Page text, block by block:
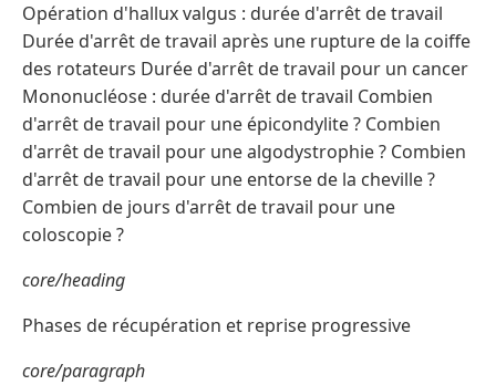
Opération d'hallux valgus : durée d'arrêt de travail
Durée d'arrêt de travail après une rupture de la coiffe
des rotateurs Durée d'arrêt de travail pour un cancer
Mononucléose : durée d'arrêt de travail Combien
d'arrêt de travail pour une épicondylite ? Combien
d'arrêt de travail pour une algodystrophie ? Combien
d'arrêt de travail pour une entorse de la cheville ?
Combien de jours d'arrêt de travail pour une
coloscopie ?
core/heading
Phases de récupération et reprise progressive
core/paragraph